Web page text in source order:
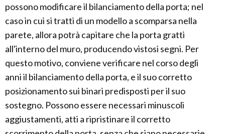
possono modificare il bilanciamento della porta; nel
caso in cui si tratti di un modello a scomparsa nella
parete, allora potrà capitare che la porta gratti
all'interno del muro, producendo vistosi segni. Per
questo motivo, conviene verificare nel corso degli
anni il bilanciamento della porta, e il suo corretto
posizionamento sui binari predisposti per il suo
sostegno. Possono essere necessari minuscoli
aggiustamenti, atti a ripristinare il corretto